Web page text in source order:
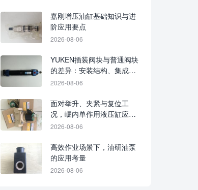
嘉刚增压油缸基础知识与进
阶应用要点
2026-08-06
YUKEN插装阀块与普通阀块
的差异：安装结构、集成水
平及维护要点
2026-08-06
面对举升、夹紧与复位工
况，崛内单作用液压缸应分
别判断适配性
2026-08-06
高效作业场景下，油研油泵
的应用考量
2026-08-06